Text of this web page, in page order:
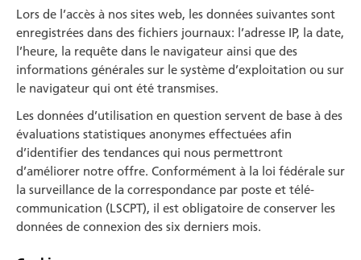
Lors de l’accès à nos sites web, les données suivantes sont
enregistrées dans des fichiers journaux: l’adresse IP, la date,
l’heure, la requête dans le navigateur ainsi que des
informations générales sur le sys­tème d’exploitation ou sur
le navigateur qui ont été transmises.
Les données d’utilisation en question servent de base à des
évalua­tions statistiques anonymes effectuées afin
d’identifier des tendances qui nous permettront
d’améliorer notre offre. Conformément à la loi fédérale sur
la surveillance de la correspondance par poste et télé­
communication (LSCPT), il est obligatoire de conserver les
données de connexion des six derniers mois.